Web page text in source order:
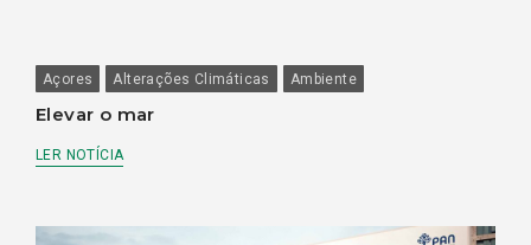
Açores Alterações Climáticas Ambiente
Elevar o mar
LER NOTÍCIA